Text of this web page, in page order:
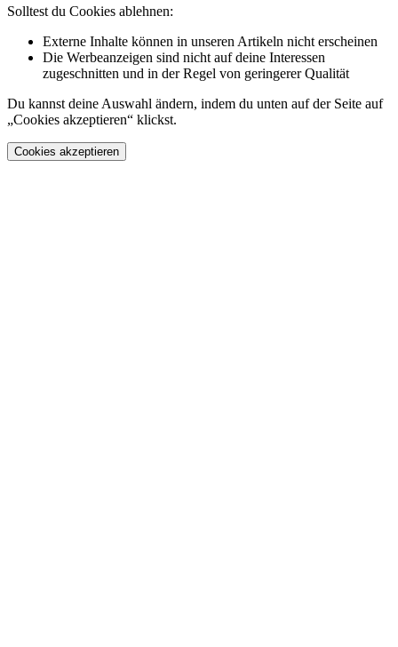
Solltest du Cookies ablehnen:
Externe Inhalte können in unseren Artikeln nicht erscheinen
Die Werbeanzeigen sind nicht auf deine Interessen
zugeschnitten und in der Regel von geringerer Qualität
Du kannst deine Auswahl ändern, indem du unten auf der Seite auf
„Cookies akzeptieren“ klickst.
Cookies akzeptieren